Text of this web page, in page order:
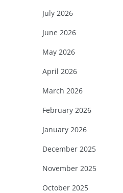
July 2026
June 2026
May 2026
April 2026
March 2026
February 2026
January 2026
December 2025
November 2025
October 2025